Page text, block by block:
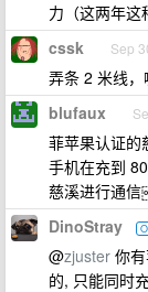
力（这两年这
cssk Sep
弄条 2 米线
blufaux
菲苹果认证的
手机在充到
慈溪进行通
DinoStray
@zjuster 你
的, 只能同时